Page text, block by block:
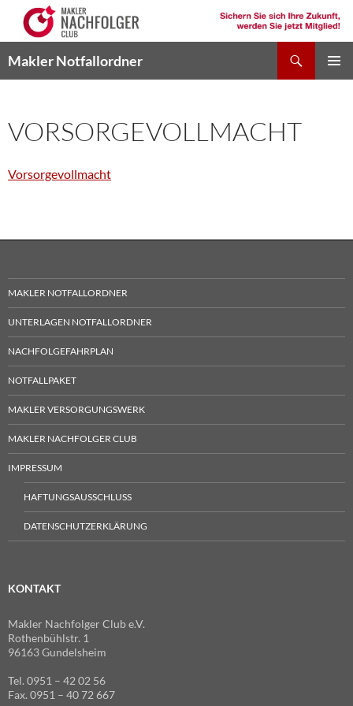
Makler Notfallordner
VORSORGEVOLLMACHT
Vorsorgevollmacht
MAKLER NOTFALLORDNER
UNTERLAGEN NOTFALLORDNER
NACHFOLGEFAHRPLAN
NOTFALLPAKET
MAKLER VERSORGUNGSWERK
MAKLER NACHFOLGER CLUB
IMPRESSUM
HAFTUNGSAUSSCHLUSS
DATENSCHUTZERKLÄRUNG
KONTAKT
Makler Nachfolger Club e.V.
Rothenbühlstr. 1
96163 Gundelsheim
Tel. 0951 – 42 02 56
Fax. 0951 – 40 72 667